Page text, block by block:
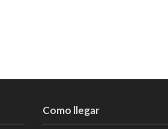
Como llegar